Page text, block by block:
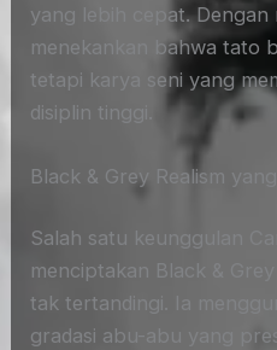
yang lebih cepat. Dengan
menekankan bahwa tato
tetapi karya seni yang
disiplin tinggi.
Black & Grey Realism
Salah satu keunggulan
menciptakan Black &
tak tertandingi. Ia
gradasi abu-abu yang